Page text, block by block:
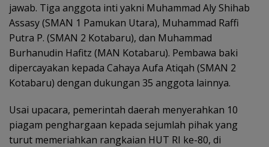
jawab. Tiga anggota inti yakni Muhammad Aly Shihab
Assasy (SMAN 1 Pamukan Utara), Muhammad Raffi
Putra P. (SMAN 2 Kotabaru), dan Muhammad
Burhanudin Hafitz (MAN Kotabaru). Pembawa baki
dipercayakan kepada Cahaya Aufa Atiqah (SMAN 2
Kotabaru) dengan dukungan 35 anggota lainnya.
Usai upacara, pemerintah daerah menyerahkan 10
piagam penghargaan kepada sejumlah pihak yang
turut memeriahkan rangkaian HUT RI ke-80, di